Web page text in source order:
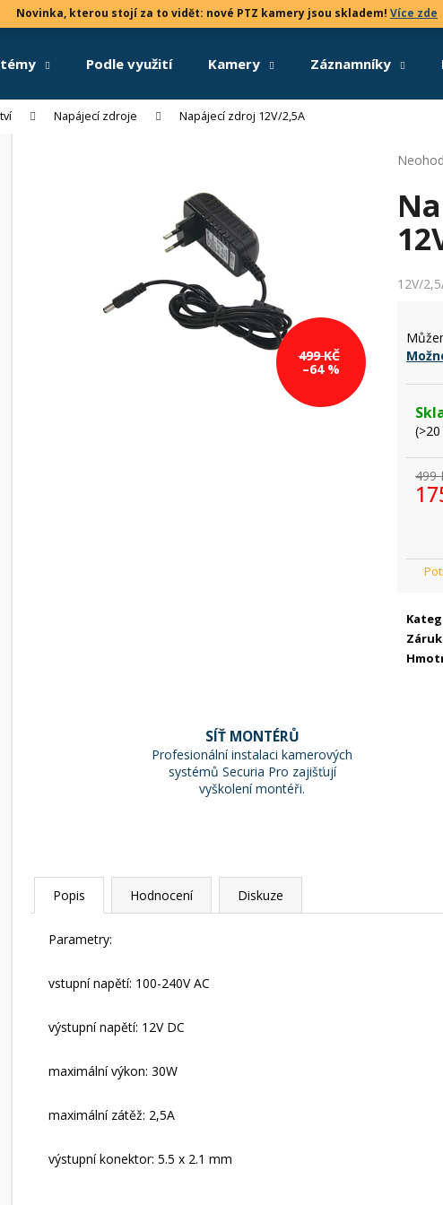
Novinka, kterou stojí za to vidět: nové PTZ kamery jsou skladem! Více zde
Podle využití Kamery Záznamníky
Napájecí zdroje Napájecí zdroj 12V/2,5A
produktu
je
0,0
12V/
499
499 KČ
–64 %
SÍŤ MONTÉRŮ
Profesionální instalaci kamerových
systémů Securia Pro zajišťují
vyškolení montéři.
Popis Hodnocení Diskuze
Parametry:
vstupní napětí: 100-240V AC
výstupní napětí: 12V DC
maximální výkon: 30W
maximální zátěž: 2,5A
výstupní konektor: 5.5 x 2.1 mm
Co potřebujete najít?
Doporučujeme